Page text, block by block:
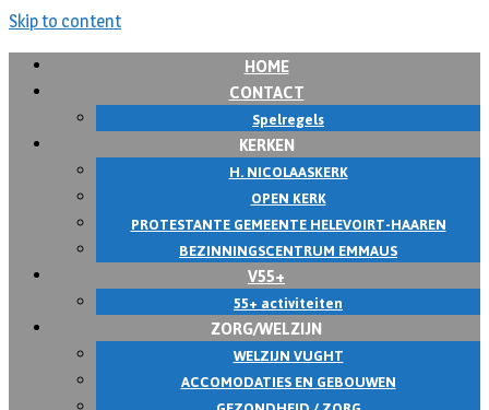
Skip to content
HOME
CONTACT
Spelregels
KERKEN
H. NICOLAASKERK
OPEN KERK
PROTESTANTE GEMEENTE HELEVOIRT-HAAREN
BEZINNINGSCENTRUM EMMAUS
V55+
55+ activiteiten
ZORG/WELZIJN
WELZIJN VUGHT
ACCOMODATIES EN GEBOUWEN